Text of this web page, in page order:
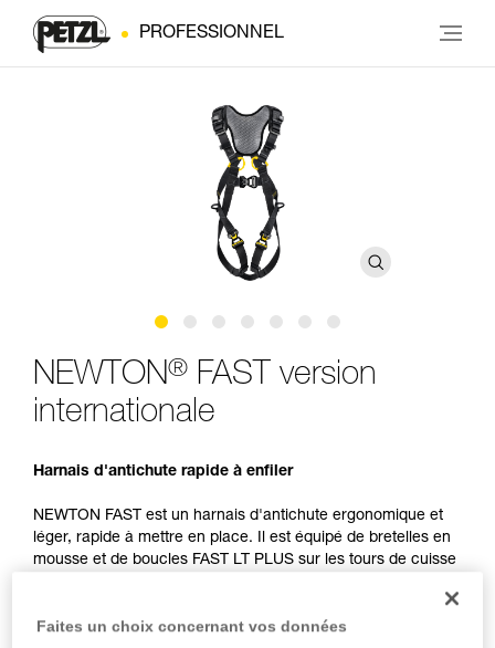
PROFESSIONNEL
NEWTON® FAST version
internationale
Harnais d'antichute rapide à enfiler
NEWTON FAST est un harnais d'antichute ergonomique et
léger, rapide à mettre en place. Il est équipé de bretelles en
mousse et de boucles FAST LT PLUS sur les tours de cuisse
matériel et aux passants pour pochette TOOLBAG. Son point
Faites un choix concernant vos données